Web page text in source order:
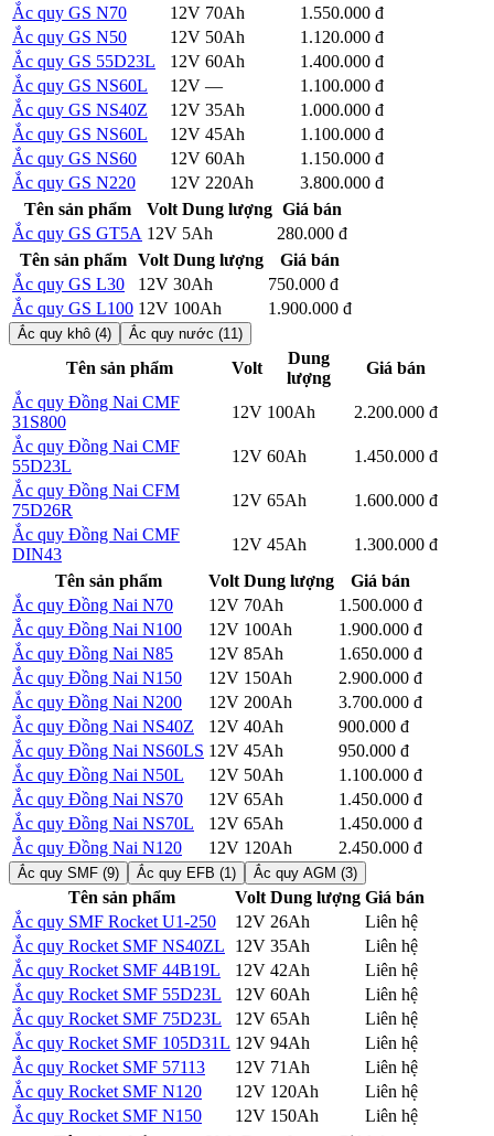
Ắc quy GS N70
12V 70Ah 1.550.000 đ
Ắc quy GS N50
12V 50Ah 1.120.000 đ
Ắc quy GS 55D23L
12V 60Ah 1.400.000 đ
Ắc quy GS NS60L
12V — 1.100.000 đ
Ắc quy GS NS40Z
12V 35Ah 1.000.000 đ
Ắc quy GS NS60L
12V 45Ah 1.100.000 đ
Ắc quy GS NS60
12V 60Ah 1.150.000 đ
Ắc quy GS N220
12V 220Ah 3.800.000 đ
Tên sản phẩm
Volt Dung lượng Giá bán
Ắc quy GS GT5A 12V 5Ah 280.000 đ
Tên sản phẩm
Volt Dung lượng
Giá bán
Ắc quy GS L30
12V 30Ah 750.000 đ
Ắc quy GS L100 12V 100Ah 1.900.000 đ
Ắc quy khô (4) Ắc quy nước (11)
Tên sản phẩm Volt
Dung
lượng
Giá bán
Ắc quy Đồng Nai CMF
31S800
12V 100Ah 2.200.000 đ
Ắc quy Đồng Nai CMF
55D23L
12V 60Ah 1.450.000 đ
Ắc quy Đồng Nai CFM
75D26R
12V 65Ah 1.600.000 đ
Ắc quy Đồng Nai CMF
DIN43
12V 45Ah 1.300.000 đ
Tên sản phẩm
Volt Dung lượng
Giá bán
Ắc quy Đồng Nai N70
12V 70Ah 1.500.000 đ
Ắc quy Đồng Nai N100
12V 100Ah 1.900.000 đ
Ắc quy Đồng Nai N85
12V 85Ah 1.650.000 đ
Ắc quy Đồng Nai N150
12V 150Ah 2.900.000 đ
Ắc quy Đồng Nai N200
12V 200Ah 3.700.000 đ
Ắc quy Đồng Nai NS40Z
12V 40Ah 900.000 đ
Ắc quy Đồng Nai NS60LS 12V 45Ah 950.000 đ
Ắc quy Đồng Nai N50L
12V 50Ah 1.100.000 đ
Ắc quy Đồng Nai NS70
12V 65Ah 1.450.000 đ
Ắc quy Đồng Nai NS70L
12V 65Ah 1.450.000 đ
Ắc quy Đồng Nai N120
12V 120Ah 2.450.000 đ
Ắc quy SMF (9) Ắc quy EFB (1) Ắc quy AGM (3)
Tên sản phẩm Volt Dung lượng Giá bán
Ắc quy SMF Rocket U1-250
12V 26Ah Liên hệ
Ắc quy Rocket SMF NS40ZL
12V 35Ah Liên hệ
Ắc quy Rocket SMF 44B19L
12V 42Ah Liên hệ
Ắc quy Rocket SMF 55D23L
12V 60Ah Liên hệ
Ắc quy Rocket SMF 75D23L
12V 65Ah Liên hệ
Ắc quy Rocket SMF 105D31L 12V 94Ah Liên hệ
Ắc quy Rocket SMF 57113
12V 71Ah Liên hệ
Ắc quy Rocket SMF N120
12V 120Ah Liên hệ
Ắc quy Rocket SMF N150
12V 150Ah Liên hệ